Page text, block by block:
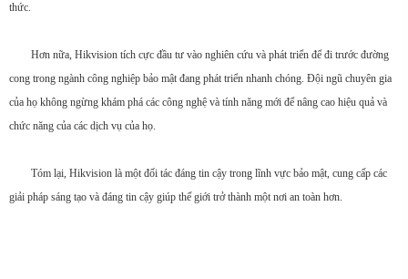
thức.
Hơn nữa, Hikvision tích cực đầu tư vào nghiên cứu và phát triển để đi trước đường
cong trong ngành công nghiệp bảo mật đang phát triển nhanh chóng. Đội ngũ chuyên gia
của họ không ngừng khám phá các công nghệ và tính năng mới để nâng cao hiệu quả và
chức năng của các dịch vụ của họ.
Tóm lại, Hikvision là một đối tác đáng tin cậy trong lĩnh vực bảo mật, cung cấp các
giải pháp sáng tạo và đáng tin cậy giúp thế giới trở thành một nơi an toàn hơn.